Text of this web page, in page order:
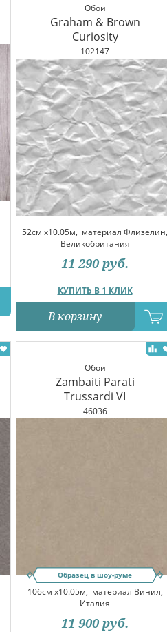
Обои
Graham & Brown
Curiosity
102147
52см x10.05м, материал Флизелин,
Великобритания
КУПИТЬ В 1 КЛИК
11 290 руб.
В корзину
Обои
Zambaiti Parati
Trussardi VI
46036
Образец в шоу-руме
106см x10.05м, материал Винил,
Италия
11 900 руб.